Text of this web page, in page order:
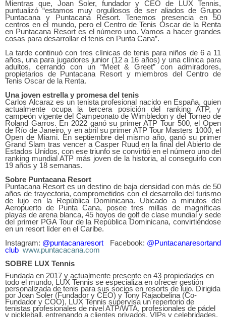
Mientras que, Joan Soler, fundador y CEO de LUX Tennis,
puntualizó “estamos muy orgullosos de ser aliados de Grupo
Puntacana y Puntacana Resort. Tenemos presencia en 50
centros en el mundo, pero el Centro de Tenis Oscar de la Renta
en Puntacana Resort es el número uno. Vamos a hacer grandes
cosas para desarrollar el tenis en Punta Cana”.
La tarde continuó con tres clínicas de tenis para niños de 6 a 11
años, una para jugadores junior (12 a 16 años) y una clínica para
adultos, cerrando con un “Meet & Greet” con admiradores,
propietarios de Puntacana Resort y miembros del Centro de
Tenis Oscar de la Renta.
Una joven estrella y promesa del tenis
Carlos Alcaraz es un tenista profesional nacido en España, quien
actualmente ocupa la tercera posición del ranking ATP, y
campeón vigente del Campeonato de Wimbledon y del Torneo de
Roland Garros. En 2022 ganó su primer ATP Tour 500, el Open
de Río de Janeiro, y en abril su primer ATP Tour Masters 1000, el
Open de Miami. En septiembre del mismo año, ganó su primer
Grand Slam tras vencer a Casper Ruud en la final del Abierto de
Estados Unidos, con ese triunfo se convirtió en el número uno del
ranking mundial ATP más joven de la historia, al conseguirlo con
19 años y 18 semanas.
Sobre Puntacana Resort
Puntacana Resort es un destino de baja densidad con más de 50
años de trayectoria, comprometidos con el desarrollo del turismo
de lujo en la República Dominicana. Ubicado a minutos del
Aeropuerto de Punta Cana, posee tres millas de magníficas
playas de arena blanca, 45 hoyos de golf de clase mundial y sede
del primer PGA Tour de la República Dominicana, convirtiéndose
en un resort líder en el Caribe.
Instagram: @puntacanaresort Facebook: @Puntacanaresortand
club www.puntacacana.com
SOBRE LUX Tennis
Fundada en 2017 y actualmente presente en 43 propiedades en
todo el mundo, LUX Tennis se especializa en ofrecer gestión
personalizada de tenis para sus socios en resorts de lujo. Dirigida
por Joan Soler (Fundador y CEO) y Tony Rajaobelina (Co-
Fundador y COO), LUX Tennis supervisa un repertorio de
tenistas profesionales de nivel ATP/WTA, profesionales de pádel
y pickleball, entrenando a clientes privados, VIPs y celebridades,